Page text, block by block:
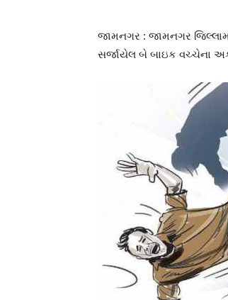
જામનગર : જામનગર
સર્જાયેલ બે બાઇક વચ્ચેના